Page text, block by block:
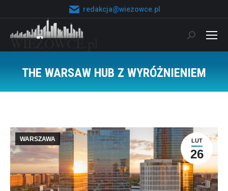
redakcja@wiezowce.pl
Szukaj:
THE WARSAW HUB Z WYRÓŻNIENIEM
LUT
26
WARSZAWA